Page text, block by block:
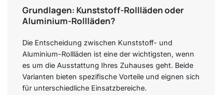
Grundlagen: Kunststoff-Rollläden oder
Aluminium-Rollläden?
Die Entscheidung zwischen Kunststoff- und
Aluminium-Rollläden ist eine der wichtigsten, wenn
es um die Ausstattung Ihres Zuhauses geht. Beide
Varianten bieten spezifische Vorteile und eignen sich
für unterschiedliche Einsatzbereiche.